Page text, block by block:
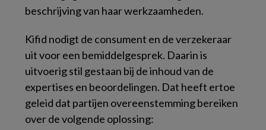
beschrijving van haar werkzaamheden.
Kifid nodigt de consument en de verzekeraar
uit voor een bemiddelgesprek. Daarin is
uitvoerig stil gestaan bij de inhoud van de
expertises en beoordelingen. Dat heeft ertoe
geleid dat partijen overeenstemming bereiken
over de volgende oplossing: